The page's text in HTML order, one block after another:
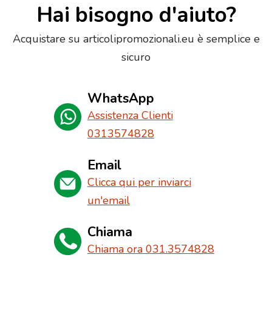
Hai bisogno d'aiuto?
Acquistare su articolipromozionali.eu è semplice e
sicuro
WhatsApp
Assistenza Clienti
0313574828
Email
Clicca qui per inviarci
un'email
Chiama
Chiama ora 031.3574828